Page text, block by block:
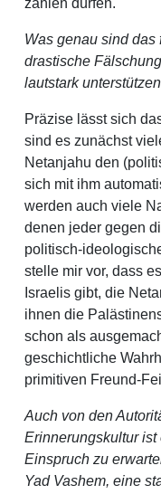
zählen dürfen.
Was genau sind das
drastische
lautstark
Präzise lässt sich
sind es zunächst
Netanjahu den
sich mit ihm
werden auch viele
denen jeder gegen
politisch-
stelle mir vor, dass
Israelis gibt, die
ihnen die
schon als
geschichtliche
primitiven Freund-
Auch von den
Erinnerungskultur
Einspruch zu
Yad Vashem, eine